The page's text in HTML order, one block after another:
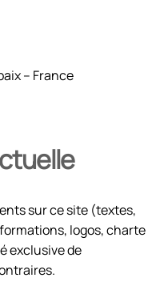
– France
sur ce site (textes,
logos, charte
exclusive de